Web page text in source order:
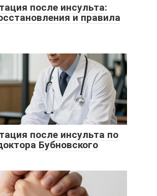
после инсульта:
и правила
после инсульта по
Бубновского